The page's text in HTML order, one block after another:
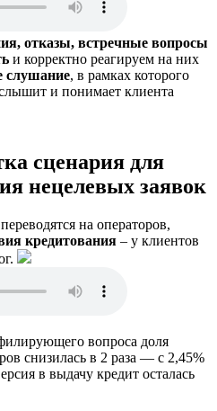
отказы, встречные вопросы
и корректно реагируем на них
слушание, в рамках которого
и понимает клиента
сценария для
нецелевых заявок
на операторов,
кредитования – у клиентов
вопроса доля
снизилась в 2 раза — с 2,45%
в выдачу кредит осталась